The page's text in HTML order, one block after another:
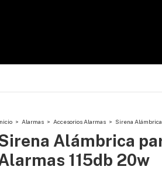
> Alarmas > Accesorios Alarmas > Sirena
Alámbrica
115db 20w